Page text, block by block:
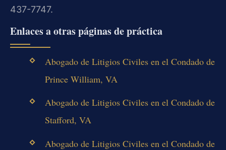
437-7747.
Enlaces a otras páginas de práctica
Abogado de Litigios Civiles en el Condado de
Prince William, VA
Abogado de Litigios Civiles en el Condado de
Stafford, VA
Abogado de Litigios Civiles en el Condado de